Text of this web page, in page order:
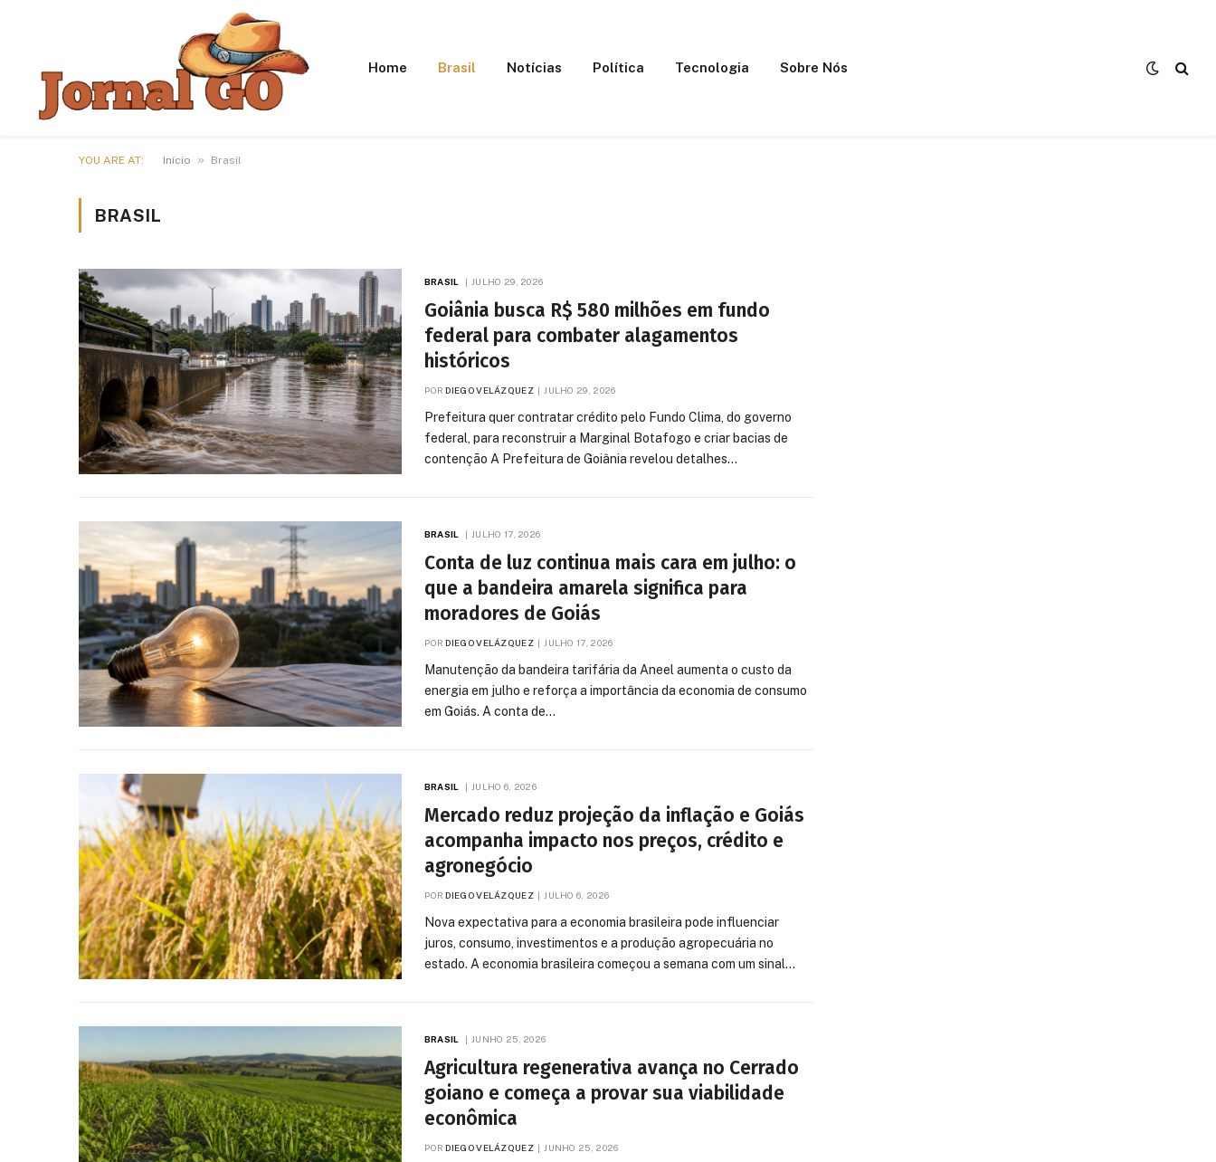
Home Brasil Notícias Política Tecnologia Sobre Nós
YOU ARE AT: Início » Brasil
BRASIL
BRASIL JULHO 29, 2026
Goiânia busca R$ 580 milhões em fundo
federal para combater alagamentos
históricos
POR DIEGO VELÁZQUEZ JULHO 29, 2026
Prefeitura quer contratar crédito pelo Fundo Clima, do governo
federal, para reconstruir a Marginal Botafogo e criar bacias de
contenção A Prefeitura de Goiânia revelou detalhes…
BRASIL JULHO 17, 2026
Conta de luz continua mais cara em julho: o
que a bandeira amarela significa para
moradores de Goiás
POR DIEGO VELÁZQUEZ JULHO 17, 2026
Manutenção da bandeira tarifária da Aneel aumenta o custo da
energia em julho e reforça a importância da economia de consumo
em Goiás. A conta de…
BRASIL JULHO 6, 2026
Mercado reduz projeção da inflação e Goiás
acompanha impacto nos preços, crédito e
agronegócio
POR DIEGO VELÁZQUEZ JULHO 6, 2026
Nova expectativa para a economia brasileira pode influenciar
juros, consumo, investimentos e a produção agropecuária no
estado. A economia brasileira começou a semana com um sinal…
BRASIL JUNHO 25, 2026
Agricultura regenerativa avança no Cerrado
goiano e começa a provar sua viabilidade
econômica
POR DIEGO VELÁZQUEZ JUNHO 25, 2026